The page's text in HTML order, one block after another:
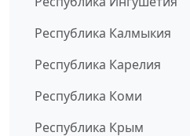
Республика Калмыкия
Республика Карелия
Республика Коми
Республика Крым